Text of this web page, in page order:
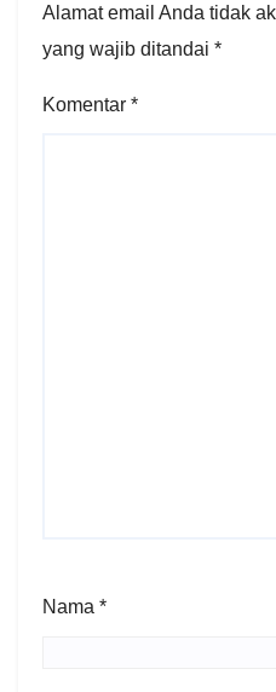
Alamat email Anda tidak
yang wajib ditandai *
Komentar *
Nama *